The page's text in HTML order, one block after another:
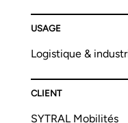
USAGE
Logistique &
CLIENT
SYTRAL Mobilités